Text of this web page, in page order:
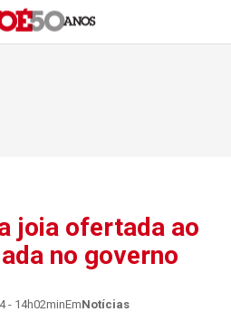
joia ofertada ao
no governo
- 14h02minEmNotícias